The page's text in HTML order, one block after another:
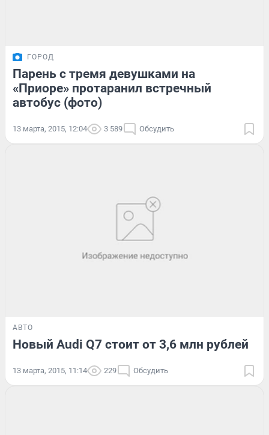
ГОРОД
Парень с тремя девушками на
«Приоре» протаранил встречный
автобус (фото)
13 марта, 2015, 12:04 3 589 Обсудить
АВТО
Новый Audi Q7 стоит от 3,6 млн рублей
13 марта, 2015, 11:14 229 Обсудить